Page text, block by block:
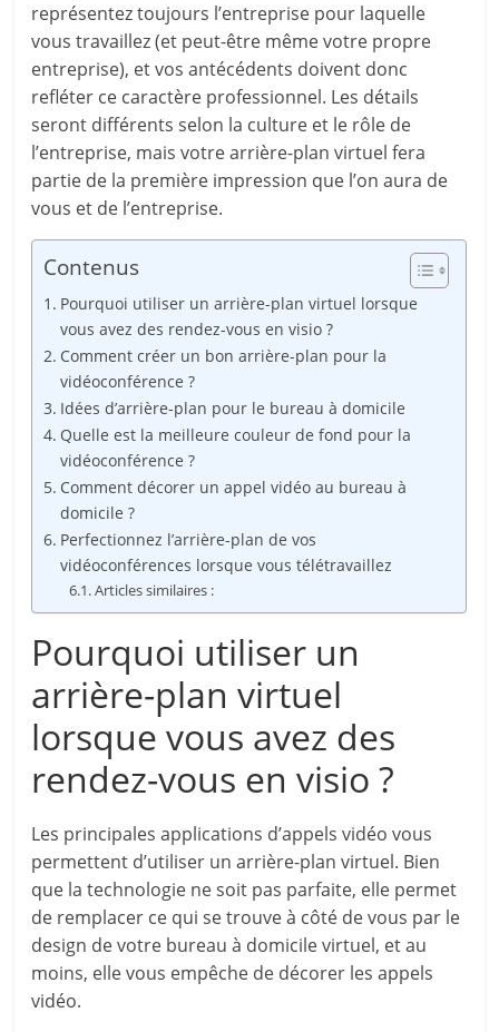
représentez toujours l’entreprise pour laquelle
vous travaillez (et peut-être même votre propre
entreprise), et vos antécédents doivent donc
refléter ce caractère professionnel. Les détails
seront différents selon la culture et le rôle de
l’entreprise, mais votre arrière-plan virtuel fera
partie de la première impression que l’on aura de
vous et de l’entreprise.
Contenus
Pourquoi utiliser un arrière-plan virtuel lorsque
vous avez des rendez-vous en visio ?
Comment créer un bon arrière-plan pour la
vidéoconférence ?
Idées d’arrière-plan pour le bureau à domicile
Quelle est la meilleure couleur de fond pour la
vidéoconférence ?
Comment décorer un appel vidéo au bureau à
domicile ?
Perfectionnez l’arrière-plan de vos
vidéoconférences lorsque vous télétravaillez
Articles similaires :
Pourquoi utiliser un
arrière-plan virtuel
lorsque vous avez des
rendez-vous en visio ?
Les principales applications d’appels vidéo vous
permettent d’utiliser un arrière-plan virtuel. Bien
que la technologie ne soit pas parfaite, elle permet
de remplacer ce qui se trouve à côté de vous par le
design de votre bureau à domicile virtuel, et au
moins, elle vous empêche de décorer les appels
vidéo.